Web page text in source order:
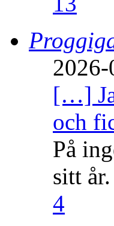
[…]
och
På
sitt
4